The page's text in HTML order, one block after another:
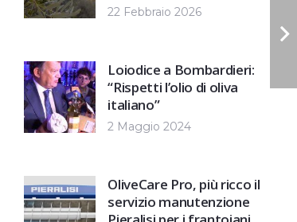
22 Febbraio 2026
Loiodice a Bombardieri:
“Rispetti l’olio di oliva
italiano”
2 Maggio 2024
OliveCare Pro, più ricco il
servizio manutenzione